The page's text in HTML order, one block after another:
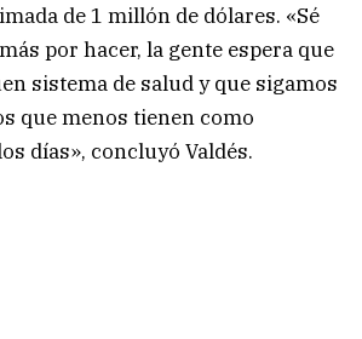
de 1 millón de dólares. «Sé
por hacer, la gente espera que
sistema de salud y que sigamos
que menos tienen como
días», concluyó Valdés.